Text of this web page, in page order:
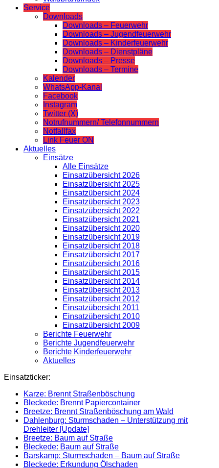
Service
Downloads
Downloads – Feuerwehr
Downloads – Jugendfeuerwehr
Downloads – Kinderfeuerwehr
Downloads – Dienstpläne
Downloads – Presse
Downloads – Termine
Kalender
WhatsApp-Kanal
Facebook
Instagram
Twitter (X)
Notrufnummern/ Telefonnummern
Notfallfax
Link Feuer ON
Aktuelles
Einsätze
Alle Einsätze
Einsatzübersicht 2026
Einsatzübersicht 2025
Einsatzübersicht 2024
Einsatzübersicht 2023
Einsatzübersicht 2022
Einsatzübersicht 2021
Einsatzübersicht 2020
Einsatzübersicht 2019
Einsatzübersicht 2018
Einsatzübersicht 2017
Einsatzübersicht 2016
Einsatzübersicht 2015
Einsatzübersicht 2014
Einsatzübersicht 2013
Einsatzübersicht 2012
Einsatzübersicht 2011
Einsatzübersicht 2010
Einsatzübersicht 2009
Berichte Feuerwehr
Berichte Jugendfeuerwehr
Berichte Kinderfeuerwehr
Aktuelles
Einsatzticker:
Karze: Brennt Straßenböschung
Bleckede: Brennt Papiercontainer
Breetze: Brennt Straßenböschung am Wald
Dahlenburg: Sturmschaden – Unterstützung mit
Drehleiter [Update]
Breetze: Baum auf Straße
Bleckede: Baum auf Straße
Barskamp: Sturmschaden – Baum auf Straße
Bleckede: Erkundung Ölschaden